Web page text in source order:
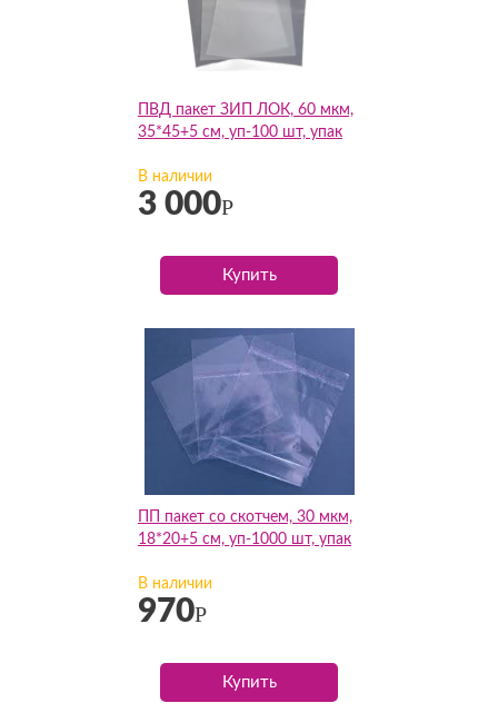
ПВД пакет ЗИП ЛОК, 60 мкм,
35*45+5 см, уп-100 шт, упак
В наличии
3 000Р
Купить
ПП пакет со скотчем, 30 мкм,
18*20+5 см, уп-1000 шт, упак
В наличии
970Р
Купить